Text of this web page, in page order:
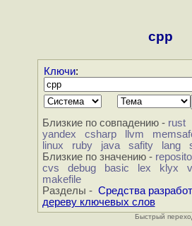
cpp
Ключи:
Близкие по совпадению - rust
yandex
csharp llvm
linux
ruby java safity lang
Близкие по значению -
cvs
debug basic lex klyx
makefile
Разделы - Средства
дереву ключевых слов
Быстрый